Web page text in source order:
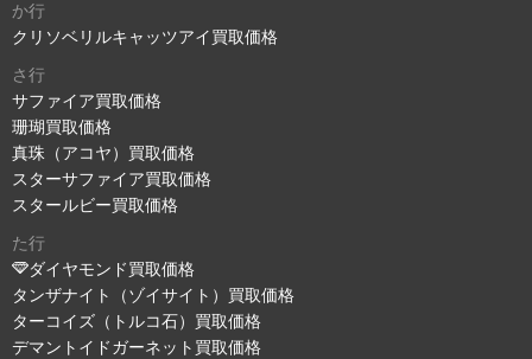
か行
クリソベリルキャッツアイ買取価格
さ行
サファイア買取価格
珊瑚買取価格
真珠（アコヤ）買取価格
スターサファイア買取価格
スタールビー買取価格
た行
ダイヤモンド買取価格
タンザナイト（ゾイサイト）買取価格
ターコイズ（トルコ石）買取価格
デマントイドガーネット買取価格